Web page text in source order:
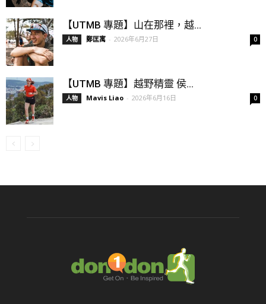
【UTMB 專題】山在那裡，越...
人物 鄭匡寓 - 2026年6月27日 0
【UTMB 專題】越野精靈 侯...
人物 Mavis Liao - 2026年6月16日 0